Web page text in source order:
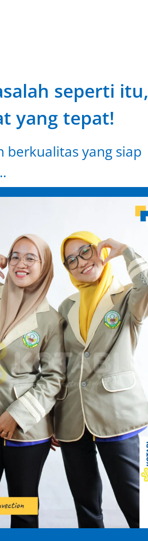
seperti itu,
yang tepat!
berkualitas yang siap